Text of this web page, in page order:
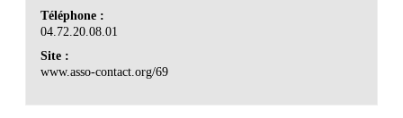
Téléphone :
04.72.20.08.01
Site :
www.asso-contact.org/69